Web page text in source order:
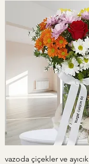
vazoda çiçekler ve ayıcık